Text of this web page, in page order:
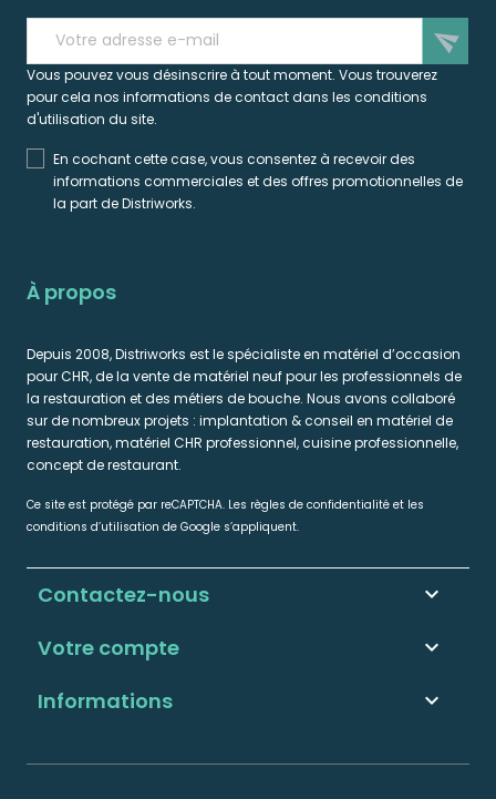
send
Vous pouvez vous désinscrire à tout moment. Vous trouverez
pour cela nos informations de contact dans les conditions
d'utilisation du site.
En cochant cette case, vous consentez à recevoir des
informations commerciales et des offres promotionnelles de
la part de Distriworks.
À propos
Depuis 2008, Distriworks est le spécialiste en matériel d’occasion
pour CHR, de la vente de matériel neuf pour les professionnels de
la restauration et des métiers de bouche. Nous avons collaboré
sur de nombreux projets : implantation & conseil en matériel de
restauration, matériel CHR professionnel, cuisine professionnelle,
concept de restaurant.
Ce site est protégé par reCAPTCHA. Les règles de confidentialité et les
conditions d’utilisation de Google s’appliquent.
Informations 
Votre compte 
Contactez-nous keyboard_arrow_down